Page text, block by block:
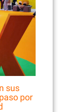
sus
por